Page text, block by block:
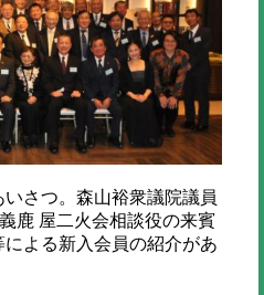
さつ。森山裕衆議院議員
鹿 屋二火会相談役の来賓
よる新入会員の紹介があ